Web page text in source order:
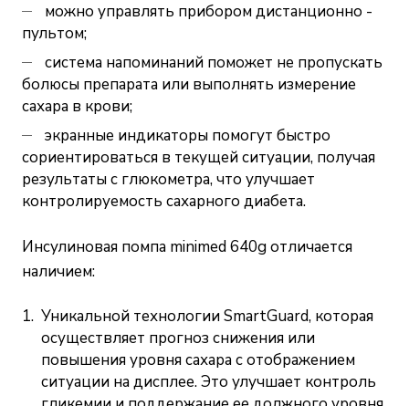
можно управлять прибором дистанционно -
пультом;
система напоминаний поможет не пропускать
болюсы препарата или выполнять измерение
сахара в крови;
экранные индикаторы помогут быстро
сориентироваться в текущей ситуации, получая
результаты с глюкометра, что улучшает
контролируемость сахарного диабета.
Инсулиновая помпа minimed 640g отличается
наличием:
Уникальной технологии SmartGuard, которая
осуществляет прогноз снижения или
повышения уровня сахара с отображением
ситуации на дисплее. Это улучшает контроль